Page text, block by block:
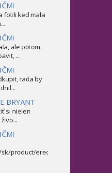
fotili ked mala
ale potom
...
rada by
BRYANT
si nielen
product/erectofil-